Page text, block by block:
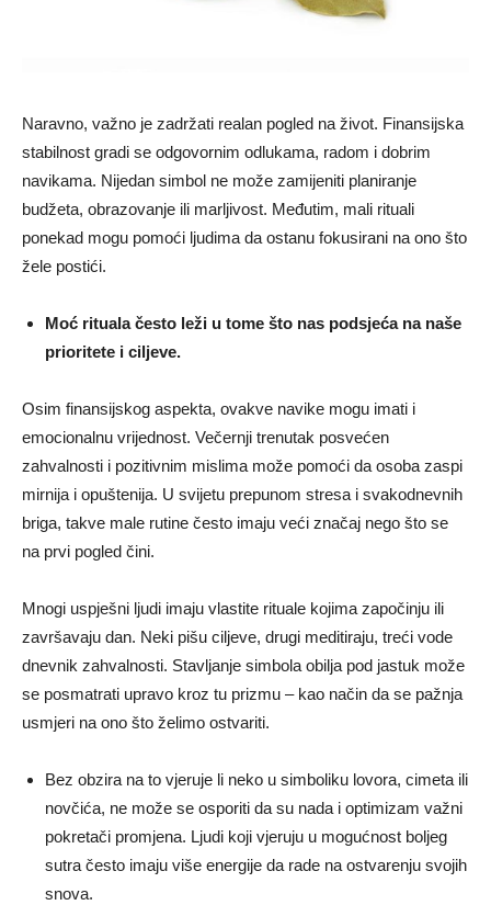
Naravno, važno je zadržati realan pogled na život. Finansijska
stabilnost gradi se odgovornim odlukama, radom i dobrim
navikama. Nijedan simbol ne može zamijeniti planiranje
budžeta, obrazovanje ili marljivost. Međutim, mali rituali
ponekad mogu pomoći ljudima da ostanu fokusirani na ono što
žele postići.
Moć rituala često leži u tome što nas podsjeća na naše
prioritete i ciljeve.
Osim finansijskog aspekta, ovakve navike mogu imati i
emocionalnu vrijednost. Večernji trenutak posvećen
zahvalnosti i pozitivnim mislima može pomoći da osoba zaspi
mirnija i opuštenija. U svijetu prepunom stresa i svakodnevnih
briga, takve male rutine često imaju veći značaj nego što se
na prvi pogled čini.
Mnogi uspješni ljudi imaju vlastite rituale kojima započinju ili
završavaju dan. Neki pišu ciljeve, drugi meditiraju, treći vode
dnevnik zahvalnosti. Stavljanje simbola obilja pod jastuk može
se posmatrati upravo kroz tu prizmu – kao način da se pažnja
usmjeri na ono što želimo ostvariti.
Bez obzira na to vjeruje li neko u simboliku lovora, cimeta ili
novčića, ne može se osporiti da su nada i optimizam važni
pokretači promjena. Ljudi koji vjeruju u mogućnost boljeg
sutra često imaju više energije da rade na ostvarenju svojih
snova.